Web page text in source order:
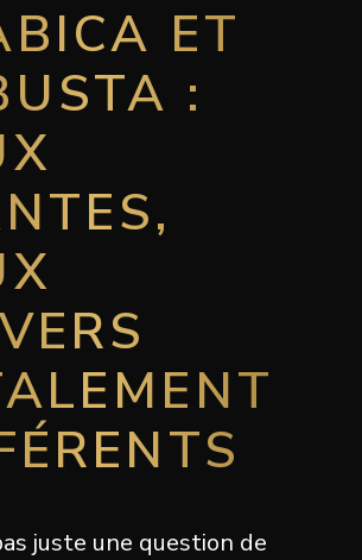
ET
:
juste une question de